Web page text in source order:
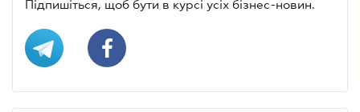
Підпишіться, щоб бути в курсі усіх бізнес-новин.